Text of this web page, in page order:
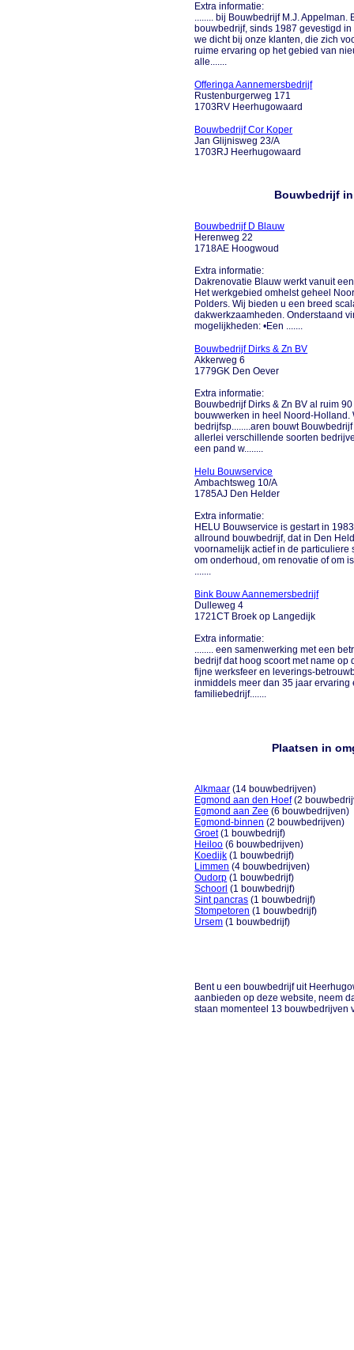
Extra informatie:
........ bij Bouwbedrijf M.J.
bouwbedrijf, sinds 1987 gevestigd
we dicht bij onze klanten, die zich
ruime ervaring op het gebied van
alle.......
Offeringa Aannemersbedrijf
Rustenburgerweg 171
1703RV Heerhugowaard
Bouwbedrijf Cor Koper
Jan Glijnisweg 23/A
1703RJ Heerhugowaard
Bouwbedrijf
Bouwbedrijf D Blauw
Herenweg 22
1718AE Hoogwoud
Extra informatie:
Dakrenovatie Blauw werkt vanuit
Het werkgebied omhelst geheel
Polders. Wij bieden u een breed
dakwerkzaamheden. Onderstaand
mogelijkheden: •Een .......
Bouwbedrijf Dirks & Zn BV
Akkerweg 6
1779GK Den Oever
Extra informatie:
Bouwbedrijf Dirks & Zn BV al ruim
bouwwerken in heel Noord-
bedrijfsp........aren bouwt
allerlei verschillende soorten
een pand w........
Helu Bouwservice
Ambachtsweg 10/A
1785AJ Den Helder
Extra informatie:
HELU Bouwservice is gestart in
allround bouwbedrijf, dat in Den
voornamelijk actief in de particuliere
om onderhoud, om renovatie of om
.......
Bink Bouw Aannemersbedrijf
Dulleweg 4
1721CT Broek op Langedijk
Extra informatie:
........ een samenwerking met een
bedrijf dat hoog scoort met name
fijne werksfeer en leverings-
inmiddels meer dan 35 jaar
familiebedrijf.......
Plaatsen in
Alkmaar (14 bouwbedrijven)
Egmond aan den Hoef(2
Egmond aan Zee (6 bouwbedrijven)
Egmond-binnen (2 bouwbedrijven)
Groet(1 bouwbedrijf)
Heiloo (6 bouwbedrijven)
Koedijk (1 bouwbedrijf)
Limmen (4 bouwbedrijven)
Oudorp (1 bouwbedrijf)
Schoorl (1 bouwbedrijf)
Sint pancras (1 bouwbedrijf)
Stompetoren (1 bouwbedrijf)
Ursem (1 bouwbedrijf)
Bent u een bouwbedrijf uit
aanbieden op deze website, neem
staan momenteel 13 bouwbedrijven